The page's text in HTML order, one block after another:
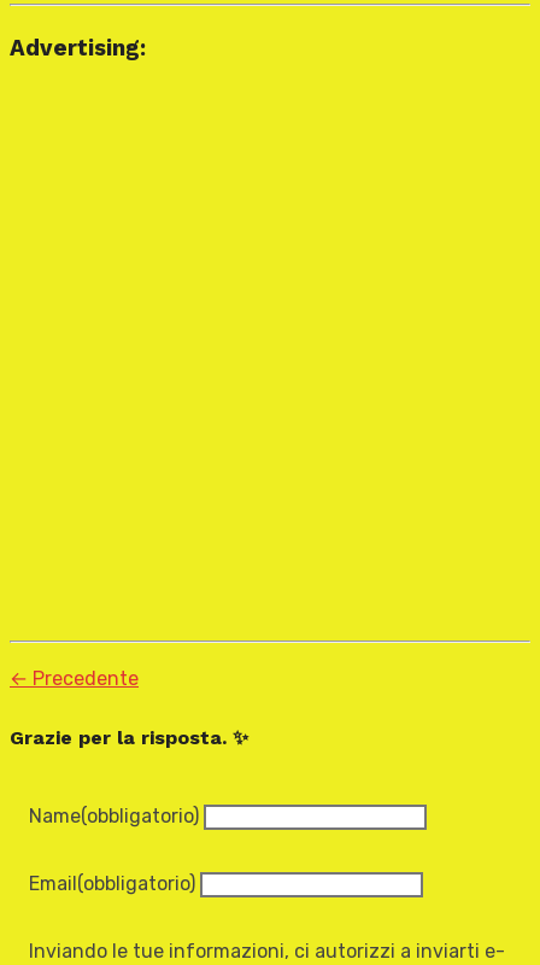
Advertising:
← Precedente
Grazie per la risposta. ✨
Name(obbligatorio)
Email (obbligatorio)
Inviando le tue informazioni, ci autorizzi a inviarti e-